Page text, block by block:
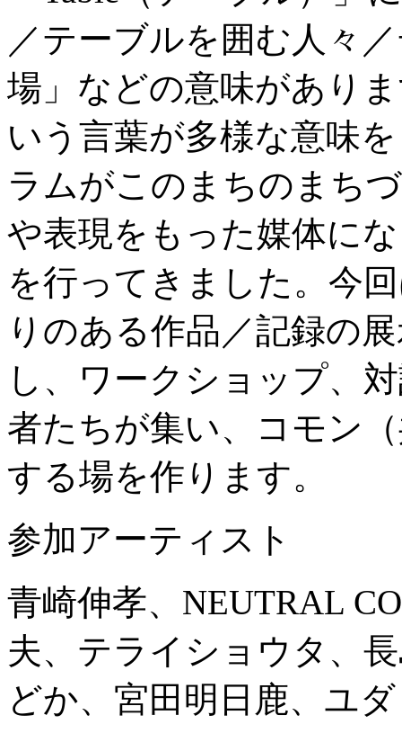
／テーブルを囲む人々
場」などの意味があり
いう言葉が多様な意味
ラムがこのまちのまち
や表現をもった媒体に
を行ってきました。今
りのある作品／記録の
し、ワークショップ、
者たちが集い、コモン
する場を作ります。
参加アーティスト
青崎伸孝、NEUTRAL
夫、テライショウタ、
どか、宮田明日鹿、ユ